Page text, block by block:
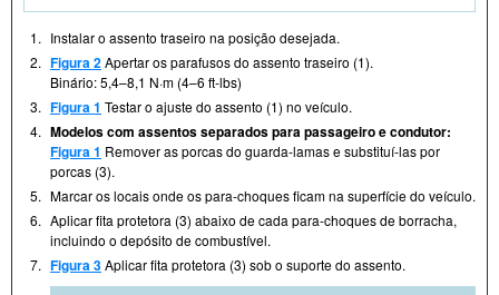
1. Instalar o assento traseiro na posição desejada.
2. Figura 2Apertar os parafusos do assento traseiro (1).
Binário: 5,4–8,1 N·m (4–6 ft-lbs)
3. Figura 1 Testar o ajuste do assento (1) no veículo.
4. Modelos com assentos separados para passageiro e condutor:
Figura 1 Remover as porcas do guarda-lamas e substituí-las por
porcas (3).
5. Marcar os locais onde os para-choques ficam na superfície do veículo.
6. Aplicar fita protetora (3) abaixo de cada para-choques de borracha,
incluindo o depósito de combustível.
7. Figura 3Aplicar fita protetora (3) sob o suporte do assento.